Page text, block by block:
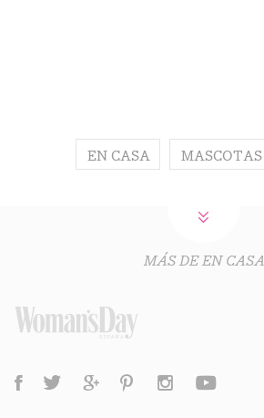
EN CASA MASCOTAS
MÁS DE EN CASA